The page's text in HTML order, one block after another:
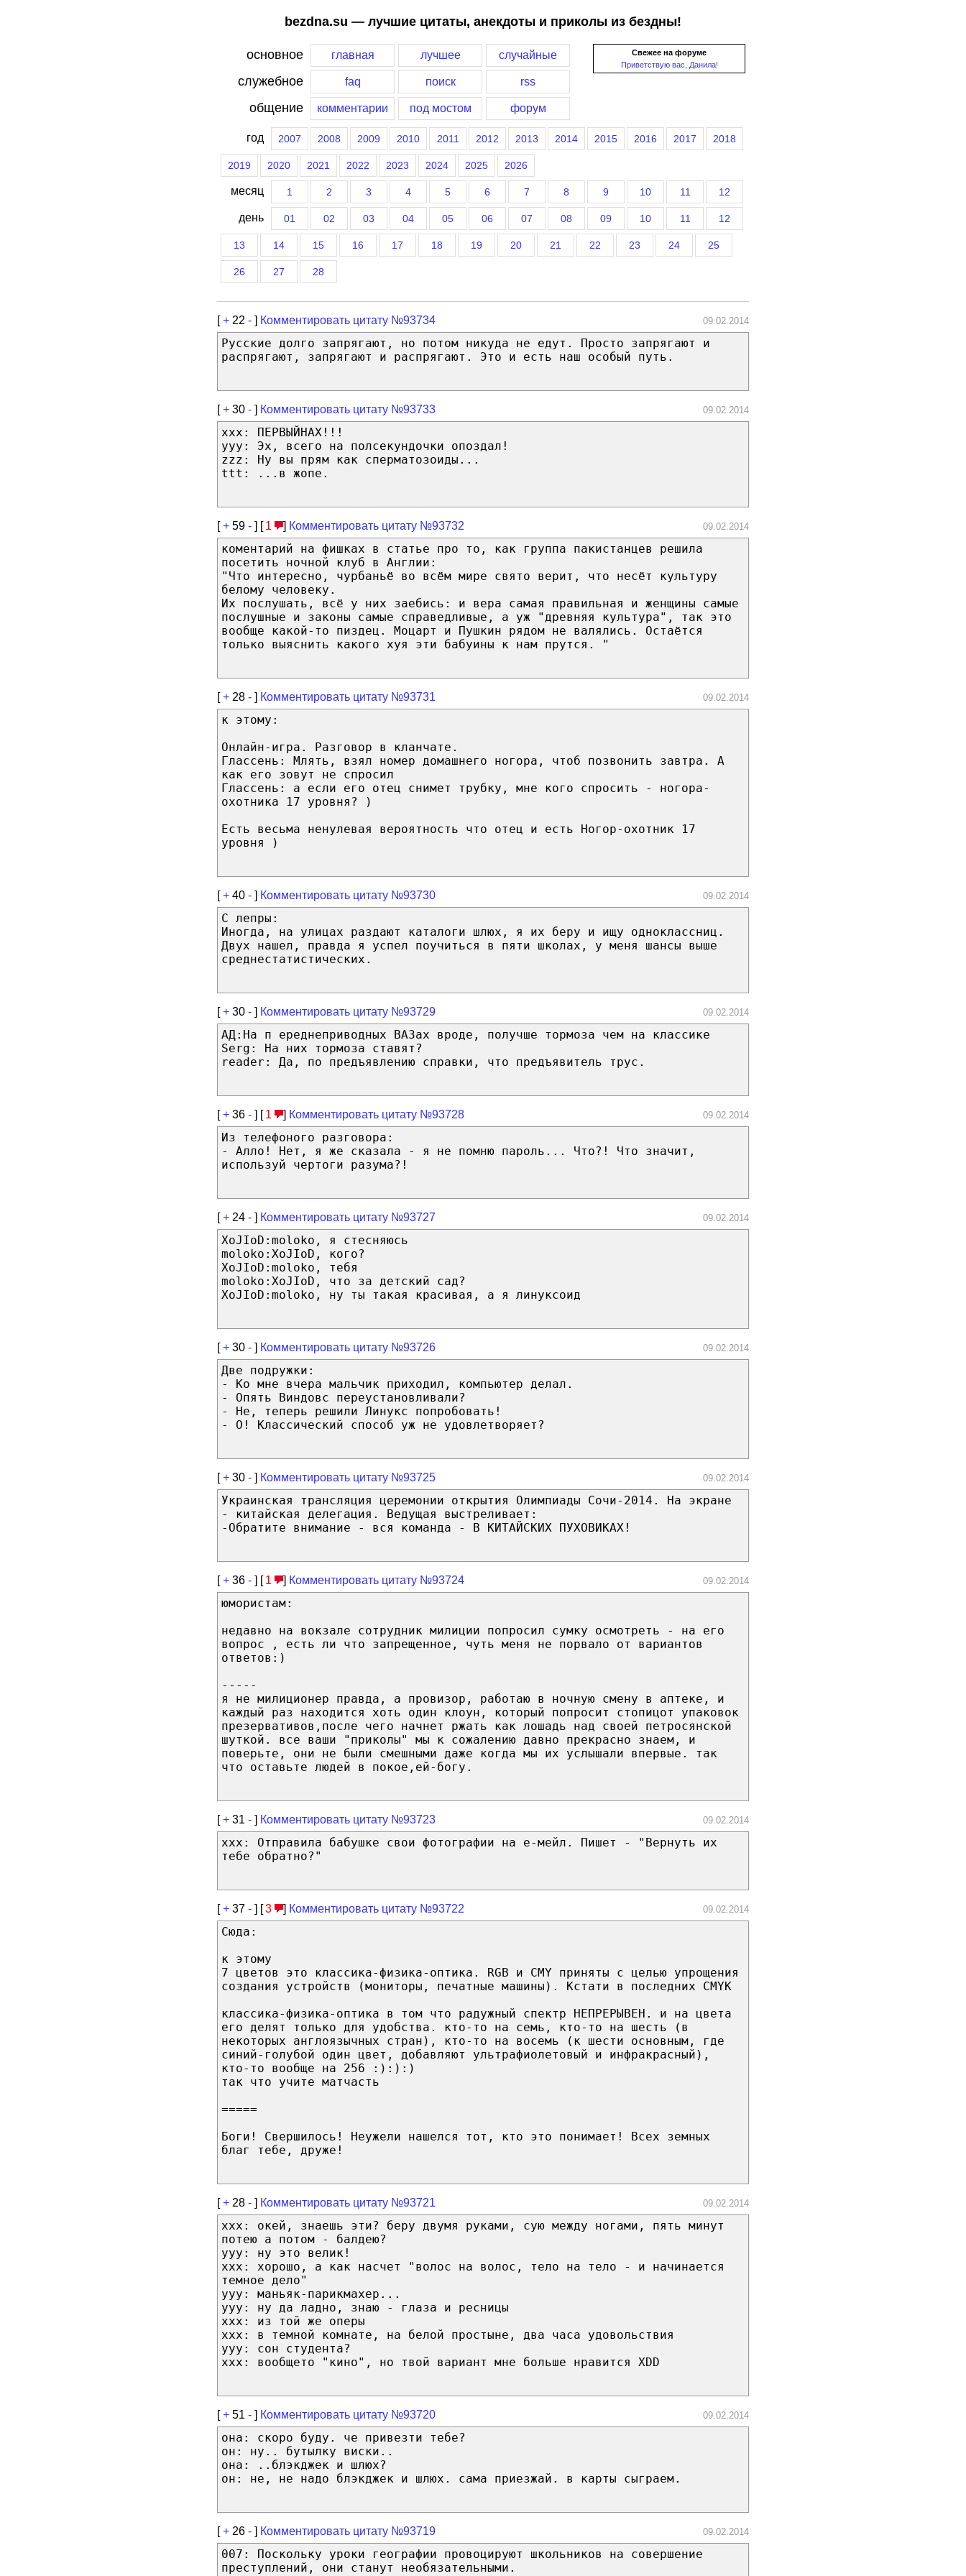
bezdna.su — лучшие цитаты, анекдоты и приколы из бездны!
Свежее на форуме
Приветствую вас, Данила!
основное главная лучшее случайные
служебное faq поиск rss
общение комментарии под мостом форум
год 2007 2008 2009 2010 2011 2012 2013 2014 2015 2016 2017 2018
2019 2020 2021 2022 2023 2024 2025 2026
месяц 1 2 3 4 5 6 7 8 9 10 11 12
день 01 02 03 04 05 06 07 08 09 10 11 12
13 14 15 16 17 18 19 20 21 22 23 24 25
26 27 28
[+ 22 - ] Комментировать цитату №93734 09.02.2014
Русские долго запрягают, но потом никуда не едут. Просто запрягают и
распрягают, запрягают и распрягают. Это и есть наш особый путь.
[+ 30 - ] Комментировать цитату №93733 09.02.2014
xxx: ПЕРВЫЙНАХ!!!
yyy: Эх, всего на полсекундочки опоздал!
zzz: Ну вы прям как сперматозоиды...
ttt: ...в жопе.
[+ 59 - ] [ 1 ] Комментировать цитату №93732 09.02.2014
коментарий на фишках в статье про то, как группа пакистанцев решила
посетить ночной клуб в Англии:
"Что интересно, чурбаньё во всём мире свято верит, что несёт культуру
белому человеку.
Их послушать, всё у них заебись: и вера самая правильная и женщины самые
послушные и законы самые справедливые, а уж "древняя культура", так это
вообще какой-то пиздец. Моцарт и Пушкин рядом не валялись. Остаётся
только выяснить какого хуя эти бабуины к нам прутся. "
[+ 28 - ] Комментировать цитату №93731 09.02.2014
к этому:
Онлайн-игра. Разговор в кланчате.
Глассень: Млять, взял номер домашнего ногора, чтоб позвонить завтра. А
как его зовут не спросил
Глассень: а если его отец снимет трубку, мне кого спросить - ногора-
охотника 17 уровня? )
Есть весьма ненулевая вероятность что отец и есть Ногор-охотник 17
уровня )
[+ 40 - ] Комментировать цитату №93730 09.02.2014
С лепры:
Иногда, на улицах раздают каталоги шлюх, я их беру и ищу одноклассниц.
Двух нашел, правда я успел поучиться в пяти школах, у меня шансы выше
среднестатистических.
[+ 30 - ] Комментировать цитату №93729 09.02.2014
АД:На п ереднеприводных ВАЗах вроде, получше тормоза чем на классике
Serg: На них тормоза ставят?
reader: Да, по предъявлению справки, что предъявитель трус.
[+ 36 - ] [ 1 ] Комментировать цитату №93728 09.02.2014
Из телефоного разговора:
- Алло! Нет, я же сказала - я не помню пароль... Что?! Что значит,
используй чертоги разума?!
[+ 24 - ] Комментировать цитату №93727 09.02.2014
XoJIoD:moloko, я стесняюсь
moloko:XoJIoD, кого?
XoJIoD:moloko, тебя
moloko:XoJIoD, что за детский сад?
XoJIoD:moloko, ну ты такая красивая, а я линуксоид
[+ 30 - ] Комментировать цитату №93726 09.02.2014
Две подружки:
- Ко мне вчера мальчик приходил, компьютер делал.
- Опять Виндовс переустановливали?
- Не, теперь решили Линукс попробовать!
- О! Классический способ уж не удовлетворяет?
[+ 30 - ] Комментировать цитату №93725 09.02.2014
Украинская трансляция церемонии открытия Олимпиады Сочи-2014. На экране
- китайская делегация. Ведущая выстреливает:
-Обратите внимание - вся команда - В КИТАЙСКИХ ПУХОВИКАХ!
[+ 36 - ] [ 1 ] Комментировать цитату №93724 09.02.2014
юмористам:
недавно на вокзале сотрудник милиции попросил сумку осмотреть - на его
вопрос , есть ли что запрещенное, чуть меня не порвало от вариантов
ответов:)
-----
я не милиционер правда, а провизор, работаю в ночную смену в аптеке, и
каждый раз находится хоть один клоун, который попросит стопицот упаковок
презервативов,после чего начнет ржать как лошадь над своей петросянской
шуткой. все ваши "приколы" мы к сожалению давно прекрасно знаем, и
поверьте, они не были смешными даже когда мы их услышали впервые. так
что оставьте людей в покое,ей-богу.
[+ 31 - ] Комментировать цитату №93723 09.02.2014
ххх: Отправила бабушке свои фотографии на е-мейл. Пишет - "Вернуть их
тебе обратно?"
[+ 37 - ] [3 ] Комментировать цитату №93722 09.02.2014
Сюда:
к этому
7 цветов это классика-физика-оптика. RGB и CMY приняты с целью упрощения
создания устройств (мониторы, печатные машины). Кстати в последних CMYK
классика-физика-оптика в том что радужный спектр НЕПРЕРЫВЕН. и на цвета
его делят только для удобства. кто-то на семь, кто-то на шесть (в
некоторых англоязычных стран), кто-то на восемь (к шести основным, где
синий-голубой один цвет, добавляют ультрафиолетовый и инфракрасный),
кто-то вообще на 256 :):):)
так что учите матчасть
=====
Боги! Свершилось! Неужели нашелся тот, кто это понимает! Всех земных
благ тебе, друже!
[+ 28 - ] Комментировать цитату №93721 09.02.2014
xxx: окей, знаешь эти? беру двумя руками, сую между ногами, пять минут
потею а потом - балдею?
yyy: ну это велик!
xxx: хорошо, а как насчет "волос на волос, тело на тело - и начинается
темное дело"
yyy: маньяк-парикмахер...
yyy: ну да ладно, знаю - глаза и ресницы
xxx: из той же оперы
xxx: в темной комнате, на белой простыне, два часа удовольствия
yyy: cон студента?
xxx: вообщето "кино", но твой вариант мне больше нравится XDD
[+ 51 - ] Комментировать цитату №93720 09.02.2014
она: скоро буду. че привезти тебе?
он: ну.. бутылку виски..
она: ..блэкджек и шлюх?
он: не, не надо блэкджек и шлюх. сама приезжай. в карты сыграем.
[+ 26 - ] Комментировать цитату №93719 09.02.2014
007: Поскольку уроки географии провоцируют школьников на совершение
преступлений, они станут необязательными.